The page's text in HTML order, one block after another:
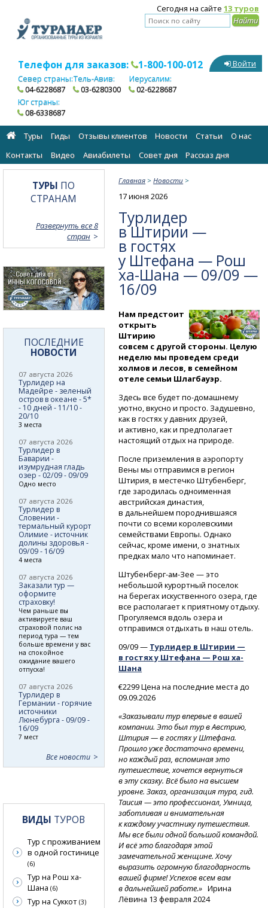
Сегодня на сайте 13 туров
Телефон для заказов: 1-800-100-012
Север страны:
04-6228687
Тель-Авив:
03-6280300
Иерусалим:
02-6228687
Юг страны:
08-6338687
Войти
Туры Гиды Отзывы клиентов Новости Статьи
О нас
Контакты
Видео Авиабилеты Cовет дня Рассказ дня
Главная >Новости >
17 июня 2026
Турлидер
в Штирии —
в гостях
у Штефана — Рош
ха-Шана — 09/09 —
16/09
Нам предстоит
открыть
Штирию
совсем с другой стороны. Целую
неделю мы проведем среди
холмов и лесов, в семейном
отеле семьи Шлагбауэр.
Здесь все будетпо-домашнему
уютно, вкусно и просто. Задушевно,
как в гостях у давних друзей,
и активно, как и предполагает
настоящий отдых на природе.
После приземления в аэропорту
Вены мы отправимся в регион
Штирия, в местечко Штубенберг,
где зародилась одноименная
австрийская династия,
в дальнейшем породнившаяся
почти со всеми королевскими
семействами Европы. Однако
сейчас, кроме имени, о знатных
предках мало что напоминает.
Штубенберг-ам-Зее — это
небольшой курортный поселок
на берегах искуственного озера, где
все располагает к приятному отдыху.
Прогуляемся вдоль озера и
отправимся отдыхать в наш отель.
09/09 — Турлидер в Штирии —
в гостях у Штефана — Рош ха-
Шана
€2299 Цена на последние места до
09.09.2026
«Заказывали тур впервые в вашей
компании. Это был тур в Австрию,
Штирия — в гостях у Штефана.
Прошло уже достаточно времени,
но каждый раз, вспоминая это
путешествие, хочется вернуться
в эту сказку. Всё было на высшем
уровне. Заказ, организация тура, гид.
Таисия — это профессионал, Умница,
заботливая и внимательная
к каждому участнику путешествия.
Мы все были одной большой командой.
И всё это благодаря этой
замечательной женщине. Хочу
выразить огромную благодарность
вашей фирме! Успехов всем вам
в дальнейшей работе.» Ирина
Лёвина 13 февраля 2024
ТУРЫ ПО
СТРАНАМ
Развернуть все 8
стран
ПОСЛЕДНИЕ
НОВОСТИ
07 августа 2026
Турлидер на
Мадейре - зеленый
остров в океане - 5*
- 10 дней - 11/10 -
20/10
3 места
07 августа 2026
Турлидер в
Баварии -
изумрудная гладь
озер - 02/09 - 09/09
Одно место
07 августа 2026
Турлидер в
Словении -
термальный курорт
Олимие - источник
долины здоровья -
09/09 - 16/09
4 места
07 августа 2026
Заказали тур —
оформите
страховку!
Чем раньше вы
активируете ваш
страховой полис на
период тура — тем
больше времени у вас
на спокойное
ожидание вашего
отпуска!
07 августа 2026
Турлидер в
Германии - горячие
источники
Люнебурга - 09/09 -
16/09
7 мест
Все новости
ВИДЫ ТУРОВ
Тур с проживанием
в одной гостинице
(6)
Тур на Рош ха-
Шана (6)
Тур на Суккот (3)